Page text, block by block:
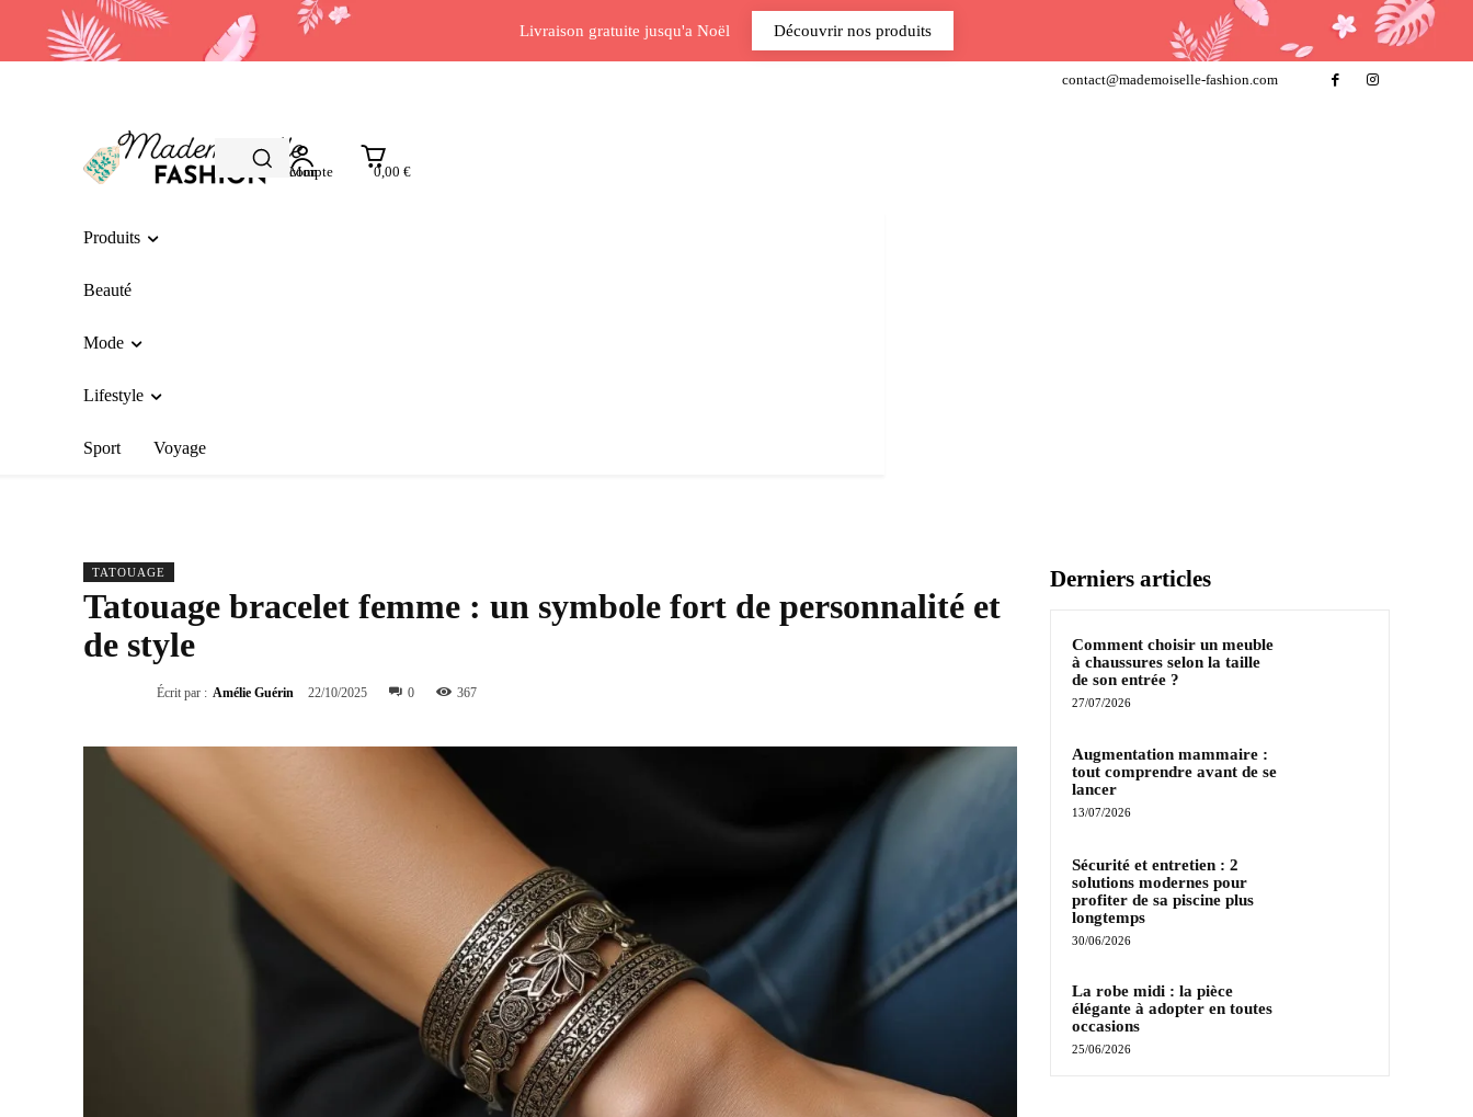
Livraison gratuite jusqu'a Noël Découvrir nos produits
contact@mademoiselle-fashion.com
Mon compte 0,00 €
Produits
Beauté
Mode
Lifestyle
Sport Voyage
TATOUAGE
Tatouage bracelet femme : un symbole fort de personnalité et
de style
Écrit par : Amélie Guérin 22/10/2025 0 367
Derniers articles
Comment choisir un meuble
à chaussures selon la taille
de son entrée ?
27/07/2026
Augmentation mammaire :
tout comprendre avant de se
lancer
13/07/2026
Sécurité et entretien : 2
solutions modernes pour
profiter de sa piscine plus
longtemps
30/06/2026
La robe midi : la pièce
élégante à adopter en toutes
occasions
25/06/2026